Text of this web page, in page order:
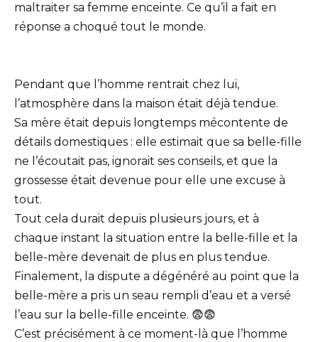
maltraiter sa femme enceinte. Ce qu’il a fait en
réponse a choqué tout le monde.
Pendant que l’homme rentrait chez lui,
l’atmosphère dans la maison était déjà tendue.
Sa mère était depuis longtemps mécontente de
détails domestiques : elle estimait que sa belle-fille
ne l’écoutait pas, ignorait ses conseils, et que la
grossesse était devenue pour elle une excuse à
tout.
Tout cela durait depuis plusieurs jours, et à
chaque instant la situation entre la belle-fille et la
belle-mère devenait de plus en plus tendue.
Finalement, la dispute a dégénéré au point que la
belle-mère a pris un seau rempli d’eau et a versé
l’eau sur la belle-fille enceinte. 😨😨
C’est précisément à ce moment-là que l’homme